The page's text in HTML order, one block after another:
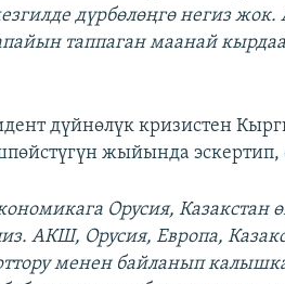
дүрбөлөңгө негиз жок.
таппаган маанай
дүйнөлүк кризистен
жыйында эскертип,
Орусия, Казакстан
АКШ, Орусия, Европа,
менен байланып